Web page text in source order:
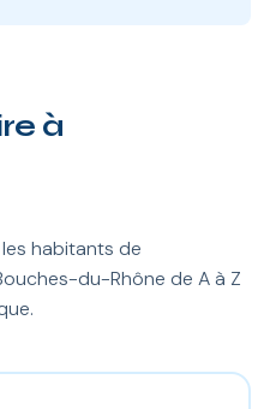
à
habitants de
du-Rhône de A à Z